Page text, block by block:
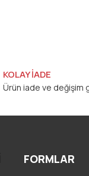
KOLAY İADE
Ürün iade ve değişim
FORMLAR